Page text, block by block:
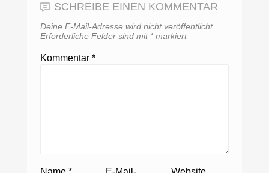
SCHREIBE EINEN KOMMENTAR
Deine E-Mail-Adresse wird nicht veröffentlicht.
Erforderliche Felder sind mit *markiert
Kommentar*